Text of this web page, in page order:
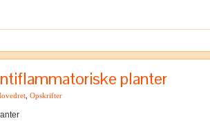
planter
Opskrifter